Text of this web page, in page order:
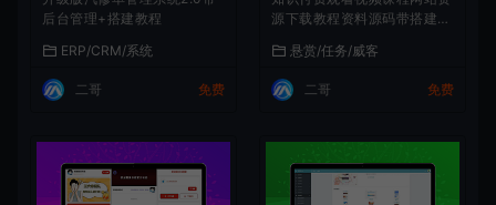
后台管理+搭建教程
ERP/CRM/系统
二哥 免费
源下载教程资料源码带搭建教
悬赏/任务/威客
二哥 免费